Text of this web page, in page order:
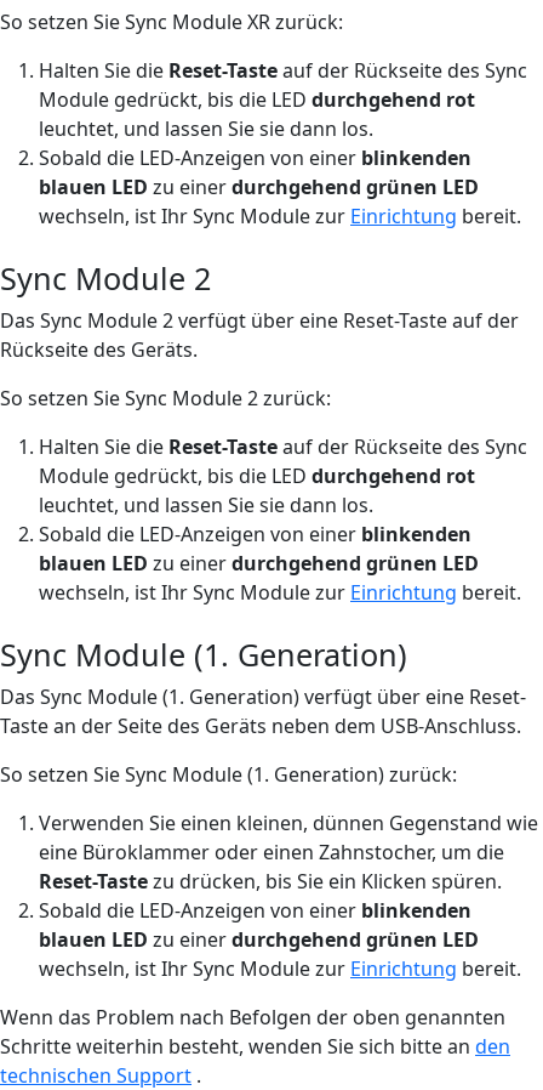
So setzen Sie Sync Module XR zurück:
Halten Sie die Reset-Tasteauf der Rückseite des Sync
Module gedrückt, bis die LED durchgehend rot
leuchtet, und lassen Sie sie dann los.
Sobald die LED-Anzeigen von einer blinkenden
blauen LED zu einerdurchgehend grünen LED
wechseln, ist Ihr Sync Module zur Einrichtung bereit.
Sync Module 2
Das Sync Module 2 verfügt über eine Reset-Taste auf der
Rückseite des Geräts.
So setzen Sie Sync Module 2 zurück:
Halten Sie die Reset-Tasteauf der Rückseite des Sync
Module gedrückt, bis die LED durchgehend rot
leuchtet, und lassen Sie sie dann los.
Sobald die LED-Anzeigen von einer blinkenden
blauen LED zu einerdurchgehend grünen LED
wechseln, ist Ihr Sync Module zur Einrichtung bereit.
Sync Module (1. Generation)
Das Sync Module (1. Generation) verfügt über eine Reset-
Taste an der Seite des Geräts neben dem USB-Anschluss.
So setzen Sie Sync Module (1. Generation) zurück:
Verwenden Sie einen kleinen, dünnen Gegenstand wie
eine Büroklammer oder einen Zahnstocher, um die
Reset-Tastezu drücken, bis Sie ein Klicken spüren.
Sobald die LED-Anzeigen von einer blinkenden
blauen LED zu einerdurchgehend grünen LED
wechseln, ist Ihr Sync Module zur Einrichtung bereit.
Wenn das Problem nach Befolgen der oben genannten
Schritte weiterhin besteht, wenden Sie sich bitte an den
technischen Support .